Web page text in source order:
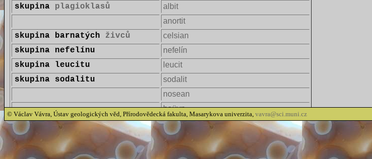
skupina plagioklasů
albit
anortit
skupina barnatých živců celsian
skupina nefelínu nefelín
skupina leucitu leucit
skupina sodalitu
sodalit
nosean
haüyn
helvín
lazurit
skupina kankrinitu
© Václav Vávra, Ústav geologických věd, Přírodovědecká fakulta, Masarykova univerzita, vavra@sci.muni.cz